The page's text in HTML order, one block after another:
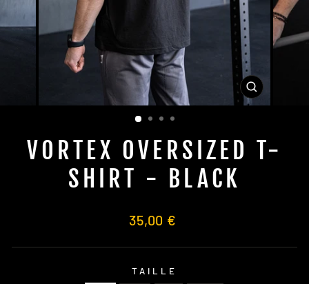
FERMER
(ESC)
VORTEX OVERSIZED T-
SHIRT - BLACK
Prix
35,00 €
TAILLE